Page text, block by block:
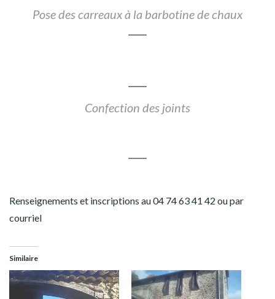
Pose des carreaux à la barbotine de chaux
Confection des joints
Renseignements et inscriptions au 04 74 63 41 42 ou par
courriel
Similaire